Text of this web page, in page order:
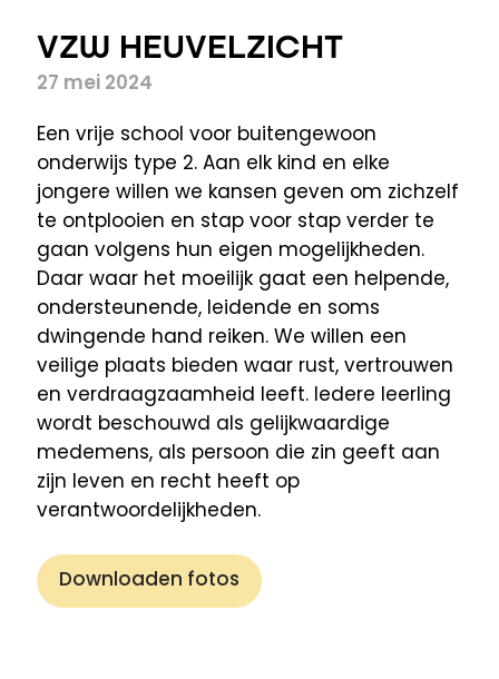
VZW HEUVELZICHT
27 mei 2024
Een vrije school voor buitengewoon
onderwijs type 2. Aan elk kind en elke
jongere willen we kansen geven om zichzelf
te ontplooien en stap voor stap verder te
gaan volgens hun eigen mogelijkheden.
Daar waar het moeilijk gaat een helpende,
ondersteunende, leidende en soms
dwingende hand reiken. We willen een
veilige plaats bieden waar rust, vertrouwen
en verdraagzaamheid leeft. Iedere leerling
wordt beschouwd als gelijkwaardige
medemens, als persoon die zin geeft aan
zijn leven en recht heeft op
verantwoordelijkheden.
Downloaden fotos